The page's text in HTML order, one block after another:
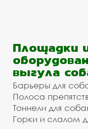
Площадки
выгула
Барьеры для
Полоса
Тоннели для
Горки и слалом